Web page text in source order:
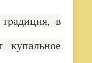
в
купальное